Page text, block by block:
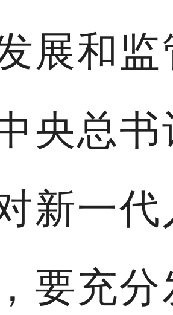
展和监
央总书
新一代
要充分